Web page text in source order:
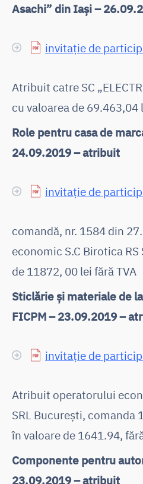
Asachi” din Iași –
invitație de
Atribuit catre SC
cu valoarea de 69.463,04
Role pentru casa de
24.09.2019 – atribuit
invitație de
comandă, nr. 1584 din
economic S.C Birotica
de 11872, 00 lei fără TVA
Sticlărie și materiale de
FICPM – 23.09.2019 –
invitație de
Atribuit operatorului
SRL București, comanda
în valoare de 1641.94,
Componente pentru
23.09.2019 – atribuit